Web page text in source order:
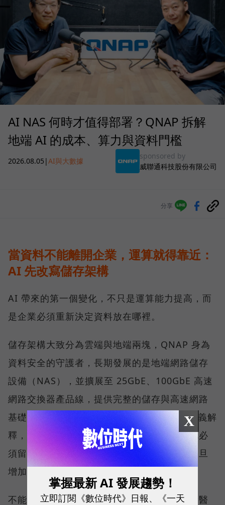
AI NAS 何時才值得部署？QNAP 拆解
地端 AI 的成本、算力與資料門檻
2026.08.05 |AI與大數據
sponsored by
威聯通科技股份有限公司
分享
當資料不能離開企業，運算就得靠近：
AI 先改寫儲存架構
AI 帶來的第一個變化，不只是運算能力提高，而
是企業必須重新決定資料放在哪裡。
儲存架構大致分為雲端與地端兩塊，QNAP 身為
資料安全的守護者，長期發展的是地端網路儲存
設備（NAS），並擴展至 25GbE、100GbE 高速
網路交換器產品線，提供完整的儲存與高速網路
基礎架構。威聯通科技（QNAP）總經理劉文義解
釋，當資料因合規要求或敏感度不能上雲，就必
須留在靠近使用者與應用的地方；運算需求一旦
增加，承接資料的裝置也自然被推向地端 AI。
不能上雲的名單比想像中長。醫療業持有大量醫
X
掌握最新 AI 發展趨勢！
立即訂閱《數位時代》日報、《一天